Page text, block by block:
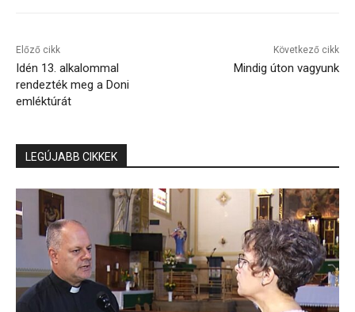
Előző cikk
Idén 13. alkalommal
rendezték meg a Doni
emléktúrát
Következő cikk
Mindig úton vagyunk
LEGÚJABB CIKKEK